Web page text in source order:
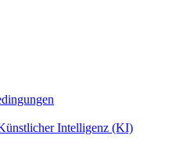
Intelligenz (KI)